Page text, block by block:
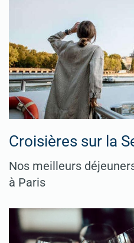
Croisières sur la
Nos meilleurs
à Paris